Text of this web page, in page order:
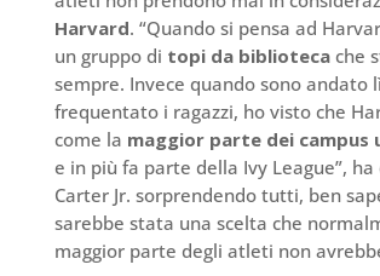
Harvard. “Quando si pensa ad
un gruppo di topi da bibliotecache
sempre. Invece quando sono andato
frequentato i ragazzi, ho visto che
come la maggior parte dei campus
e in più fa parte della Ivy League”,
Carter Jr. sorprendendo tutti, ben
sarebbe stata una scelta che
maggior parte degli atleti non